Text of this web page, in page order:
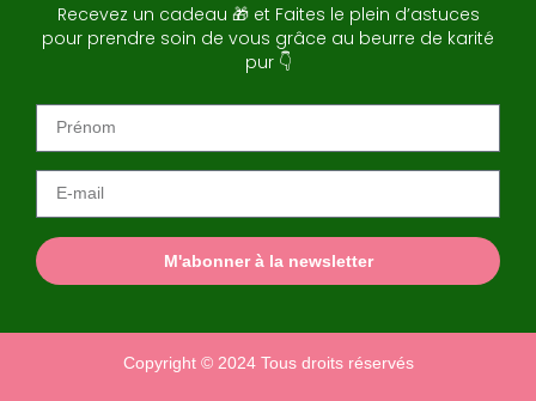
Recevez un cadeau 🎁 et Faites le plein d’astuces
pour prendre soin de vous grâce au beurre de karité
pur 👇
M'abonner à la newsletter
Copyright © 2024 Tous droits réservés